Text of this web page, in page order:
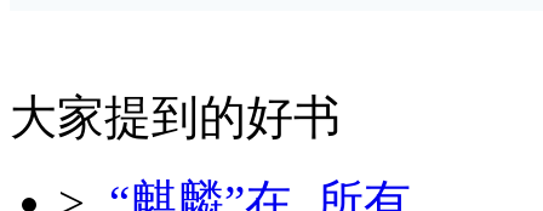
大家提到的好书